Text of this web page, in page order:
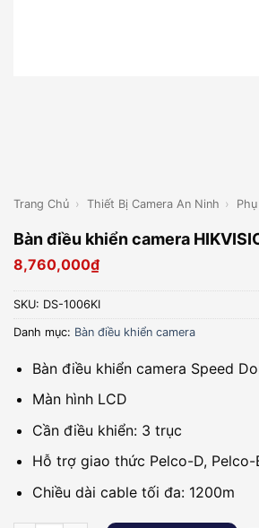
Trang Chủ › Thiết Bị Camera An Ninh ›
Bàn điều khiển camera
8,760,000₫
SKU: DS-1006KI
Danh mục: Bàn điều khiển camera
Bàn điều khiển camera Speed
Màn hình LCD
Cần điều khiển: 3 trục
Hỗ trợ giao thức Pelco-D,
Chiều dài cable tối đa: 1200m